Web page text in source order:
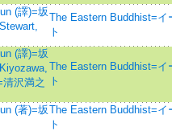
(譯)=坂
Stewart,
The Eastern Buddhist=イ
ト
(譯)=坂
Kiyozawa,
清沢満之
The Eastern Buddhist=イ
ト
(著)=坂The Eastern Buddhist=イ
ト